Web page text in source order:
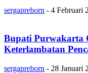
sergapreborn - 4 Februari
Bupati Purwakarta
Keterlambatan
sergapreborn - 28 Januari